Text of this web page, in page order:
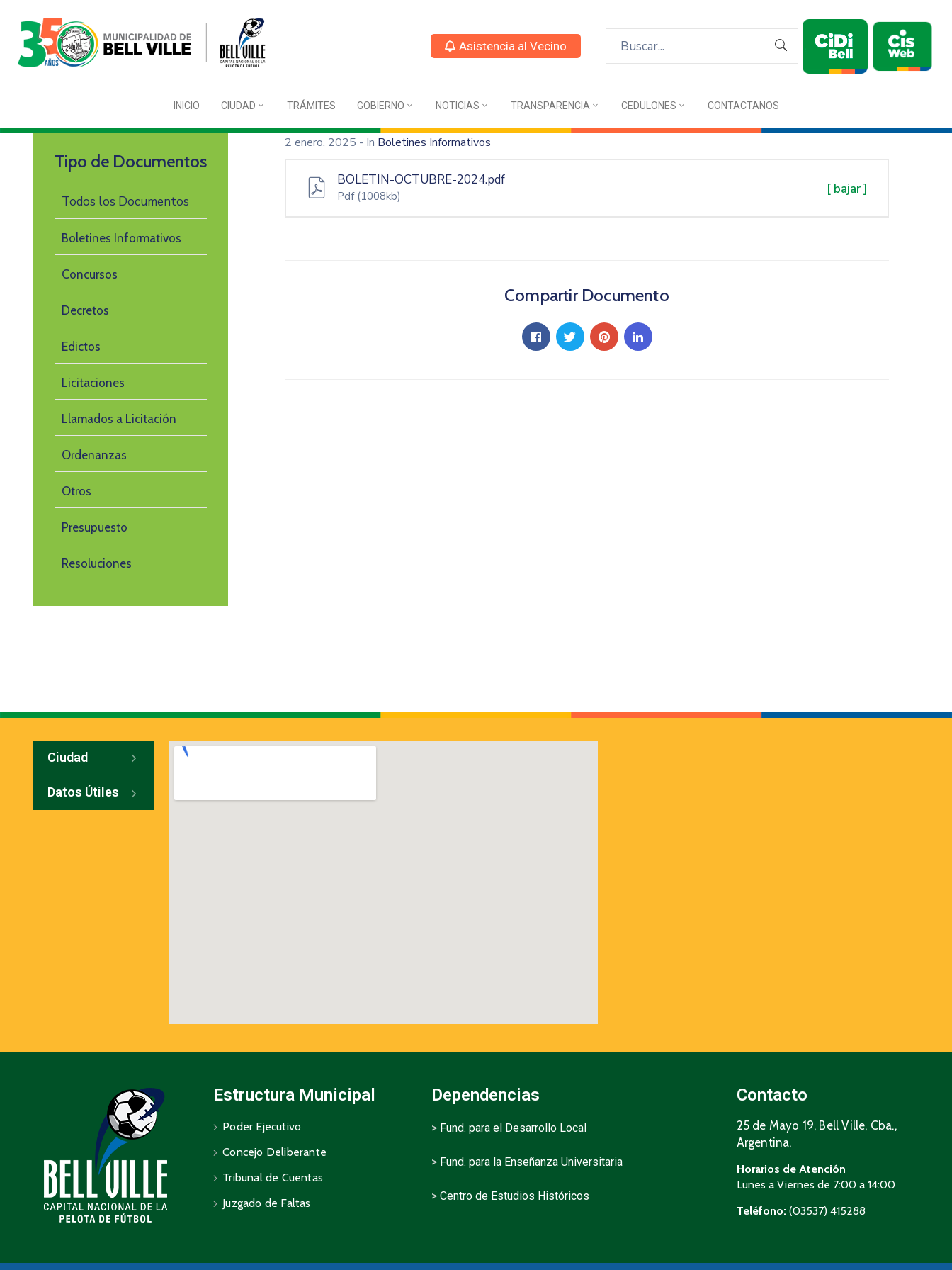
Asistencia al Vecino
INICIO CIUDAD TRÁMITES GOBIERNO NOTICIAS TRANSPARENCIA CEDULONES CONTACTANOS
Tipo de Documentos
Todos los Documentos
Boletines Informativos
Concursos
Decretos
Edictos
Licitaciones
Llamados a Licitación
Ordenanzas
Otros
Presupuesto
Resoluciones
2 enero, 2025 - In Boletines Informativos
BOLETIN-OCTUBRE-2024.pdf
Pdf (1008kb) [ bajar ]
Compartir Documento
Ciudad
Datos Útiles
Estructura Municipal
Poder Ejecutivo
Concejo Deliberante
Tribunal de Cuentas
Juzgado de Faltas
Dependencias
> Fund. para el Desarrollo Local
> Fund. para la Enseñanza Universitaria
> Centro de Estudios Históricos
Contacto
25 de Mayo 19, Bell Ville, Cba.,
Argentina.
Horarios de Atención
Lunes a Viernes de 7:00 a 14:00
Teléfono: (03537) 415288